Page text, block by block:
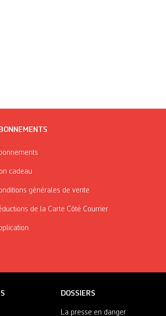
cadeau
générales de vente
de la Carte Côté Courrier
DOSSIERS
La presse en danger